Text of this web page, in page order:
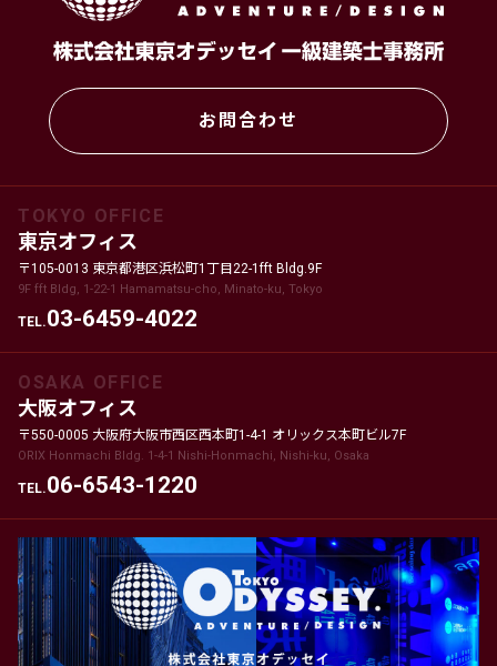
お問合わせ
TOKYO OFFICE
東京オフィス
〒105-0013 東京都港区浜松町1丁目22-1fft Bldg.9F
9F fft Bldg, 1-22-1 Hamamatsu-cho, Minato-ku, Tokyo
TEL.03-6459-4022
OSAKA OFFICE
大阪オフィス
〒550-0005 大阪府大阪市西区西本町1-4-1 オリックス本町ビル7F
ORIX Honmachi Bldg. 1-4-1 Nishi-Honmachi, Nishi-ku, Osaka
TEL.06-6543-1220